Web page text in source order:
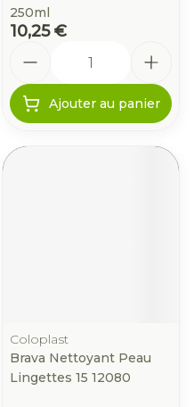
250ml
10,25 €
Ajouter au panier
Coloplast
Brava Nettoyant Peau
Lingettes 15 12080